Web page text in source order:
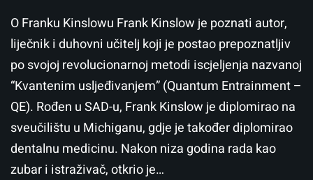
O Franku Kinslowu Frank Kinslow je poznati autor,
liječnik i duhovni učitelj koji je postao prepoznatljiv
po svojoj revolucionarnoj metodi iscjeljenja nazvanoj
“Kvantenim usljeđivanjem” (Quantum Entrainment –
QE). Rođen u SAD-u, Frank Kinslow je diplomirao na
sveučilištu u Michiganu, gdje je također diplomirao
dentalnu medicinu. Nakon niza godina rada kao
zubar i istraživač, otkrio je…